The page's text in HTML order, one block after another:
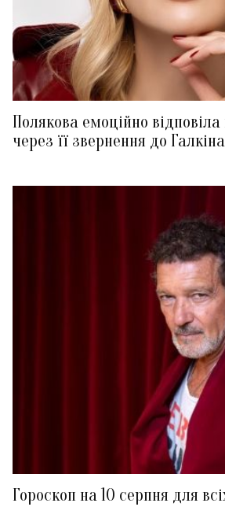
Полякова емоційно
через її звернення до
Гороскоп на 10 серпня для